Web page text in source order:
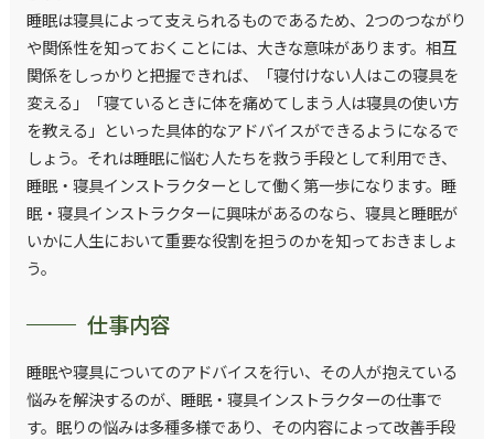
睡眠は寝具によって支えられるものであるため、2つのつながり
や関係性を知っておくことには、大きな意味があります。相互
関係をしっかりと把握できれば、「寝付けない人はこの寝具を
変える」「寝ているときに体を痛めてしまう人は寝具の使い方
を教える」といった具体的なアドバイスができるようになるで
しょう。それは睡眠に悩む人たちを救う手段として利用でき、
睡眠・寝具インストラクターとして働く第一歩になります。睡
眠・寝具インストラクターに興味があるのなら、寝具と睡眠が
いかに人生において重要な役割を担うのかを知っておきましょ
う。
仕事内容
睡眠や寝具についてのアドバイスを行い、その人が抱えている
悩みを解決するのが、睡眠・寝具インストラクターの仕事で
す。眠りの悩みは多種多様であり、その内容によって改善手段